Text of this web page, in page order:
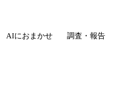
AIにおまかせ 調査・報告